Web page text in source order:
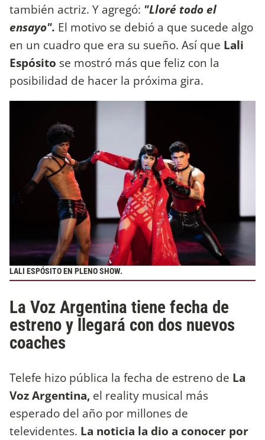
también actriz. Y agregó: "Lloré todo el
ensayo". El motivo se debió a que sucede algo
en un cuadro que era su sueño. Así que Lali
Espósito se mostró más que feliz con la
posibilidad de hacer la próxima gira.
LALI ESPÓSITO EN PLENO SHOW.
La Voz Argentina tiene fecha de
estreno y llegará con dos nuevos
coaches
Telefe hizo pública la fecha de estreno de La
Voz Argentina, el reality musical más
esperado del año por millones de
televidentes. La noticia la dio a conocer por